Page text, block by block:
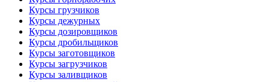
Курсы грузчиков
Курсы дежурных
Курсы дозировщиков
Курсы дробильщиков
Курсы заготовщиков
Курсы загрузчиков
Курсы заливщиков